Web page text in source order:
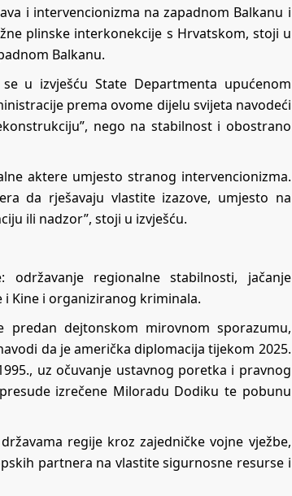
i intervencionizma na zapadnom Balkanu i
plinske interkonekcije s Hrvatskom, stoji u
Balkanu.
u izvješću State Departmenta upućenom
prema ovome dijelu svijeta navodeći
nego na stabilnost i obostrano
aktere umjesto stranog intervencionizma.
da rješavaju vlastite izazove, umjesto na
ili nadzor”, stoji u izvješću.
regionalne stabilnosti, jačanje
Kine i organiziranog kriminala.
dejtonskom mirovnom sporazumu,
da je američka diplomacija tijekom 2025.
uz očuvanje ustavnog poretka i pravnog
izrečene Miloradu Dodiku te pobunu
regije kroz zajedničke vojne vježbe,
partnera na vlastite sigurnosne resurse i